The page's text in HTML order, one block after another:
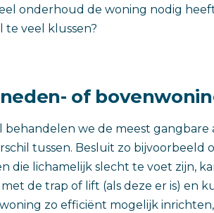
onderhoud de woning nodig
te veel klussen?
of
behandelen we de meest
tussen. Besluit zo bijvoorbeeld
die lichamelijk slecht te voet zijn,
de trap of lift (als deze er is) en
zo efficiënt mogelijk